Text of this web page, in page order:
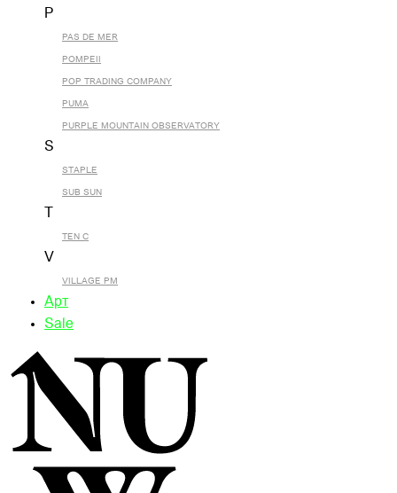
P
PAS DE MER
POMPEII
POP TRADING COMPANY
PUMA
PURPLE MOUNTAIN OBSERVATORY
S
STAPLE
SUB SUN
TEN C
V
VILLAGE PM
Арт
Sale